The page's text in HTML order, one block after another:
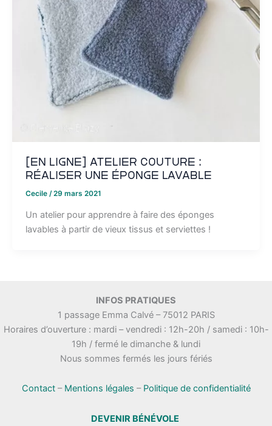
[EN LIGNE] Atelier couture :
réaliser une éponge lavable
Cecile /29 mars 2021
Un atelier pour apprendre à faire des éponges
lavables à partir de vieux tissus et serviettes !
INFOS PRATIQUES
1 passage Emma Calvé – 75012 PARIS
Horaires d’ouverture : mardi – vendredi : 12h-20h / samedi : 10h-
19h / fermé le dimanche & lundi
Nous sommes fermés les jours fériés
Contact– Mentions légales – Politique de confidentialité
DEVENIR BÉNÉVOLE